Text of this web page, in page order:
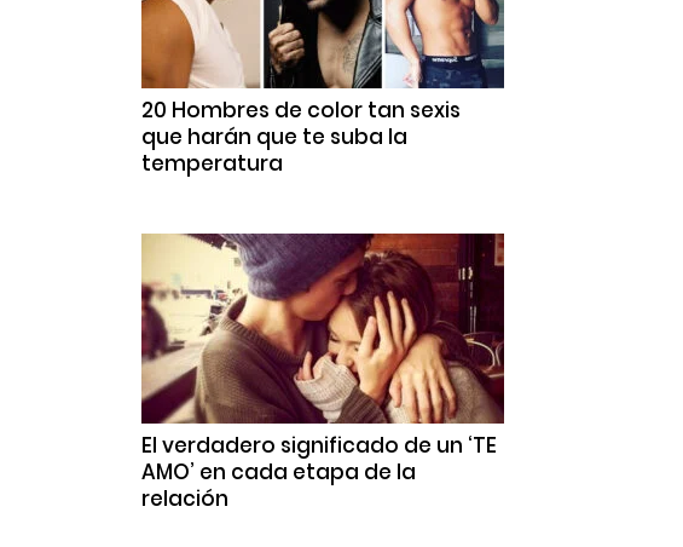
20 Hombres de color tan sexis
que harán que te suba la
temperatura
El verdadero significado de un ‘TE
AMO’ en cada etapa de la
relación